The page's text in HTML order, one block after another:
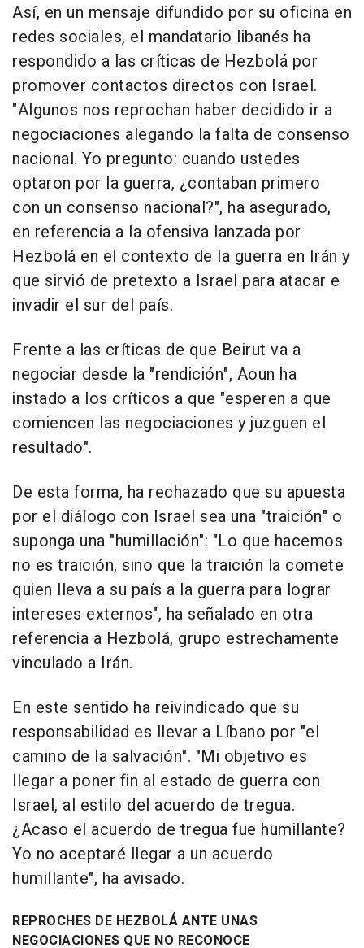
Así, en un mensaje difundido por su oficina en
redes sociales, el mandatario libanés ha
respondido a las críticas de Hezbolá por
promover contactos directos con Israel.
"Algunos nos reprochan haber decidido ir a
negociaciones alegando la falta de consenso
nacional. Yo pregunto: cuando ustedes
optaron por la guerra, ¿contaban primero
con un consenso nacional?", ha asegurado,
en referencia a la ofensiva lanzada por
Hezbolá en el contexto de la guerra en Irán y
que sirvió de pretexto a Israel para atacar e
invadir el sur del país.
Frente a las críticas de que Beirut va a
negociar desde la "rendición", Aoun ha
instado a los críticos a que "esperen a que
comiencen las negociaciones y juzguen el
resultado".
De esta forma, ha rechazado que su apuesta
por el diálogo con Israel sea una "traición" o
suponga una "humillación": "Lo que hacemos
no es traición, sino que la traición la comete
quien lleva a su país a la guerra para lograr
intereses externos", ha señalado en otra
referencia a Hezbolá, grupo estrechamente
vinculado a Irán.
En este sentido ha reivindicado que su
responsabilidad es llevar a Líbano por "el
camino de la salvación". "Mi objetivo es
llegar a poner fin al estado de guerra con
Israel, al estilo del acuerdo de tregua.
¿Acaso el acuerdo de tregua fue humillante?
Yo no aceptaré llegar a un acuerdo
humillante", ha avisado.
REPROCHES DE HEZBOLÁ ANTE UNAS
NEGOCIACIONES QUE NO RECONOCE